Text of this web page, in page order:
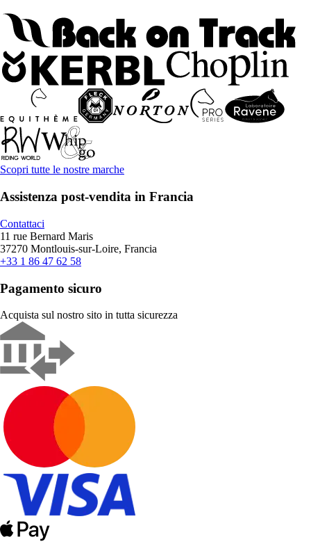
Scopri tutte le nostre marche
Assistenza post-vendita in Francia
Contattaci
11 rue Bernard Maris
37270 Montlouis-sur-Loire, Francia
+33 1 86 47 62 58
Pagamento sicuro
Acquista sul nostro sito in tutta sicurezza